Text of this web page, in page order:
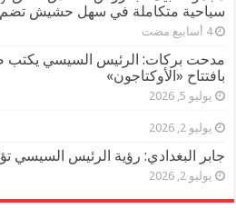
سياحية متكاملة في سهل حشيش تضم 6 منتجعات و5 آلاف غرفة
‏4 أسابيع مضت
مدحت بركات: الرئيس السيسي يكتب
بافتتاح «الأوكتاجون»
يوليو 5, 2026
يوليو 2, 2026
جابر البغدادي: رؤية الرئيس السيسي
يوليو 2, 2026